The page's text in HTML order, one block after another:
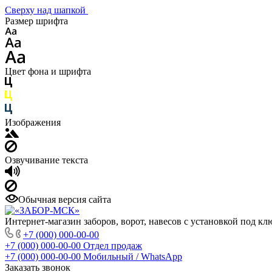
Сверху над шапкой
Размер шрифта
Цвет фона и шрифта
Изображения
Озвучивание текста
Обычная версия сайта
Интернет-магазин заборов, ворот, навесов с установкой под
+7 (000) 000-00-00
+7 (000) 000-00-00 Отдел продаж
+7 (000) 000-00-00 Мобильный / WhatsApp
Заказать звонок